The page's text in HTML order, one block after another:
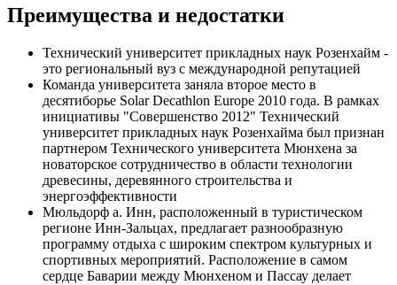
Преимущества и недостатки
Технический университет прикладных наук Розенхайм -
это региональный вуз с международной репутацией
Команда университета заняла второе место в
десятиборье Solar Decathlon Europe 2010 года. В рамках
инициативы "Совершенство 2012" Технический
университет прикладных наук Розенхайма был признан
партнером Технического университета Мюнхена за
новаторское сотрудничество в области технологии
древесины, деревянного строительства и
энергоэффективности
Мюльдорф а. Инн, расположенный в туристическом
регионе Инн-Зальцах, предлагает разнообразную
программу отдыха с широким спектром культурных и
спортивных мероприятий. Расположение в самом
сердце Баварии между Мюнхеном и Пассау делает